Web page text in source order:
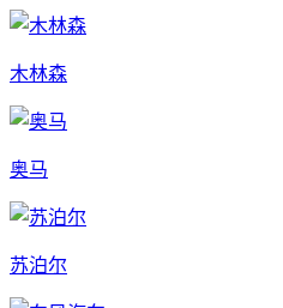
木林森
奥马
苏泊尔